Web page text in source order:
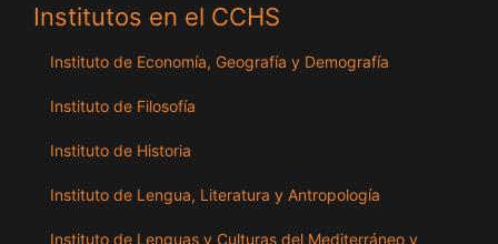
Institutos en el CCHS
Instituto de Economía, Geografía y Demografía
Instituto de Filosofía
Instituto de Historia
Instituto de Lengua, Literatura y Antropología
Instituto de Lenguas y Culturas del Mediterráneo y